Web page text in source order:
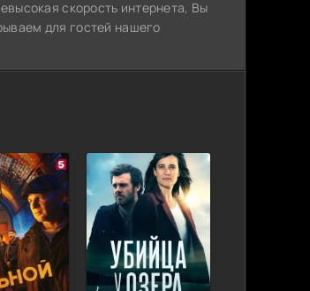
скорость интернета, Вы
для гостей нашего